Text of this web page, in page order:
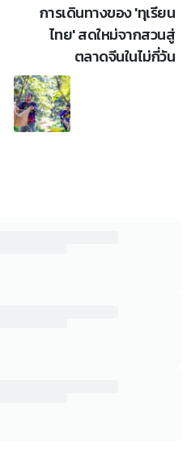
การเดินทางของ 'ทุเรียน
ไทย' สดใหม่จากสวนสู่
ตลาดจีนในไม่กี่วัน